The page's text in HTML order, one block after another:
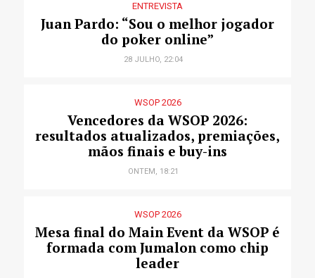
ENTREVISTA
Juan Pardo: “Sou o melhor jogador
do poker online”
28 JULHO, 22:04
WSOP 2026
Vencedores da WSOP 2026:
resultados atualizados, premiações,
mãos finais e buy-ins
ONTEM, 18:21
WSOP 2026
Mesa final do Main Event da WSOP é
formada com Jumalon como chip
leader